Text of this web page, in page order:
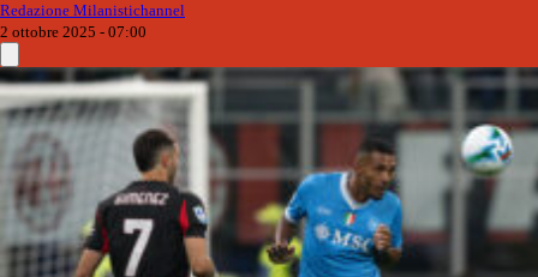
Redazione Milanistichannel
2 ottobre 2025 - 07:00